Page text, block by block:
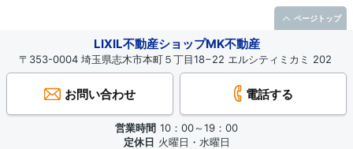
LIXIL不動産ショップMK不動産
〒353-0004 埼玉県志木市本町５丁目18−22 エルシティミカミ 202
お問い合わせ 電話する
営業時間 10：00～19：00
定休日 火曜日・水曜日
ページトップ